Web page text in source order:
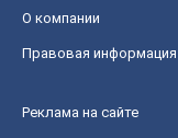
О компании
Правовая информация
Реклама на сайте